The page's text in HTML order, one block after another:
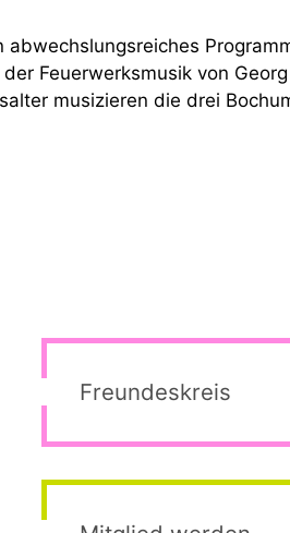
Feuerwerksmusik von
musizieren die drei
Freundeskreis